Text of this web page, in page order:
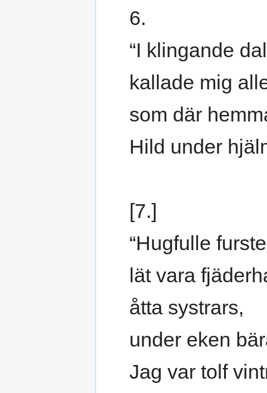
6.
“I klingande
kallade mig
som där
Hild under
[7.]
“Hugfulle
lät vara
åtta systrars,
under eken
Jag var tolf